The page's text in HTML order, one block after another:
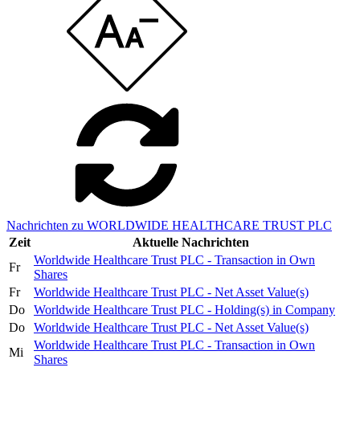
Nachrichten zu WORLDWIDE HEALTHCARE TRUST PLC
Zeit
Aktuelle Nachrichten
Fr
Worldwide Healthcare Trust PLC - Transaction in Own
Shares
Fr
Worldwide Healthcare Trust PLC - Net Asset Value(s)
Do
Worldwide Healthcare Trust PLC - Holding(s) in Company
Do
Worldwide Healthcare Trust PLC - Net Asset Value(s)
Mi
Worldwide Healthcare Trust PLC - Transaction in Own
Shares